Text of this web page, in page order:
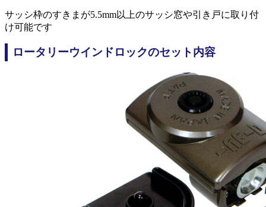
サッシ枠のすきまが5.5mm以上のサッシ窓や引き戸に取り付
け可能です
ロータリーウインドロックのセット内容